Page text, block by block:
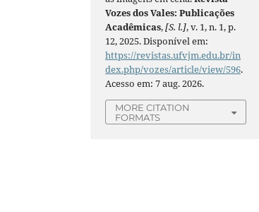
Vozes dos Vales: Publicações
Acadêmicas,[S. l.], v. 1, n. 1, p.
12, 2025. Disponível em:
https://revistas.ufvjm.edu.br/in
dex.php/vozes/article/view/596.
Acesso em: 7 aug. 2026.
MORE CITATION
FORMATS